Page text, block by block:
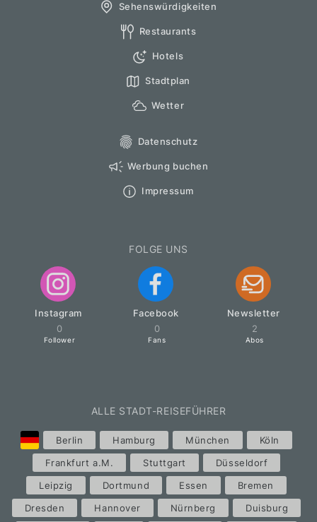
Sehenswürdigkeiten
Restaurants
Hotels
Stadtplan
Wetter
Datenschutz
Werbung buchen
Impressum
FOLGE UNS
Instagram
0
Follower
Facebook
0
Fans
Newsletter
2
Abos
ALLE STADT-REISEFÜHRER
Berlin Hamburg München
Köln
Frankfurt a.M.
Stuttgart
Düsseldorf
Leipzig
Dortmund Essen
Bremen
Dresden
Hannover Nürnberg
Duisburg